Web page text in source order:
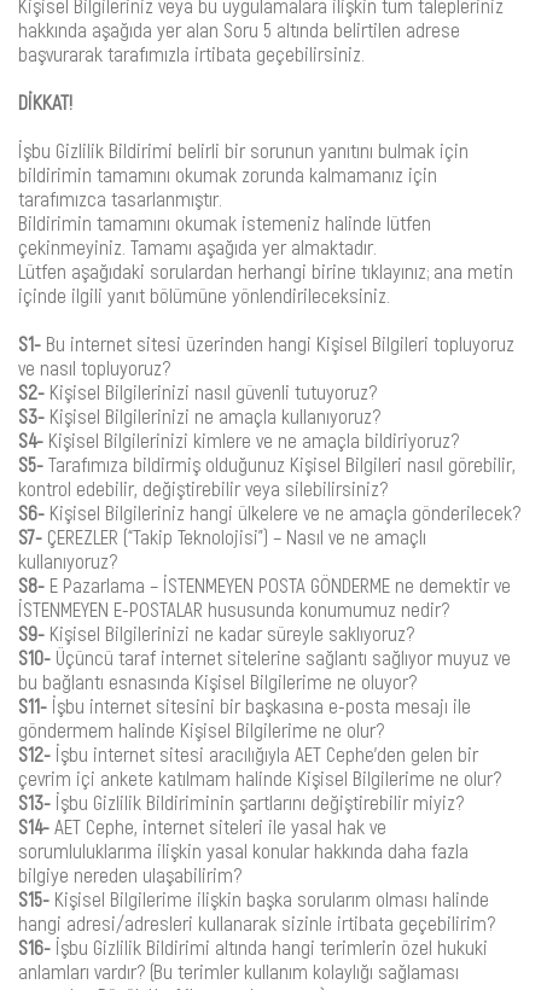
Kişisel Bilgileriniz veya bu uygulamalara ilişkin tüm talepleriniz
hakkında aşağıda yer alan Soru 5 altında belirtilen adrese
başvurarak tarafımızla irtibata geçebilirsiniz.
DİKKAT!
İşbu Gizlilik Bildirimi belirli bir sorunun yanıtını bulmak için
bildirimin tamamını okumak zorunda kalmamanız için
tarafımızca tasarlanmıştır.
Bildirimin tamamını okumak istemeniz halinde lütfen
çekinmeyiniz. Tamamı aşağıda yer almaktadır.
Lütfen aşağıdaki sorulardan herhangi birine tıklayınız; ana metin
içinde ilgili yanıt bölümüne yönlendirileceksiniz.
S1- Bu internet sitesi üzerinden hangi Kişisel Bilgileri topluyoruz
ve nasıl topluyoruz?
S2- Kişisel Bilgilerinizi nasıl güvenli tutuyoruz?
S3- Kişisel Bilgilerinizi ne amaçla kullanıyoruz?
S4- Kişisel Bilgilerinizi kimlere ve ne amaçla bildiriyoruz?
S5- Tarafımıza bildirmiş olduğunuz Kişisel Bilgileri nasıl görebilir,
kontrol edebilir, değiştirebilir veya silebilirsiniz?
S6- Kişisel Bilgileriniz hangi ülkelere ve ne amaçla gönderilecek?
S7- ÇEREZLER (“Takip Teknolojisi”) – Nasıl ve ne amaçlı
kullanıyoruz?
S8- E Pazarlama – İSTENMEYEN POSTA GÖNDERME ne demektir ve
İSTENMEYEN E-POSTALAR hususunda konumumuz nedir?
S9- Kişisel Bilgilerinizi ne kadar süreyle saklıyoruz?
S10- Üçüncü taraf internet sitelerine sağlantı sağlıyor muyuz ve
bu bağlantı esnasında Kişisel Bilgilerime ne oluyor?
S11- İşbu internet sitesini bir başkasına e-posta mesajı ile
göndermem halinde Kişisel Bilgilerime ne olur?
S12- İşbu internet sitesi aracılığıyla AET Cephe’den gelen bir
çevrim içi ankete katılmam halinde Kişisel Bilgilerime ne olur?
S13- İşbu Gizlilik Bildiriminin şartlarını değiştirebilir miyiz?
S14- AET Cephe, internet siteleri ile yasal hak ve
sorumluluklarıma ilişkin yasal konular hakkında daha fazla
bilgiye nereden ulaşabilirim?
S15- Kişisel Bilgilerime ilişkin başka sorularım olması halinde
hangi adresi/adresleri kullanarak sizinle irtibata geçebilirim?
S16- İşbu Gizlilik Bildirimi altında hangi terimlerin özel hukuki
anlamları vardır? (Bu terimler kullanım kolaylığı sağlaması